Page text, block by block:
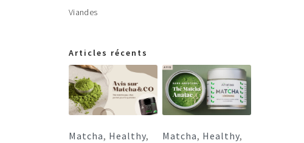
Viandes
Articles récents
Matcha, Healthy,
Matcha, Healthy,